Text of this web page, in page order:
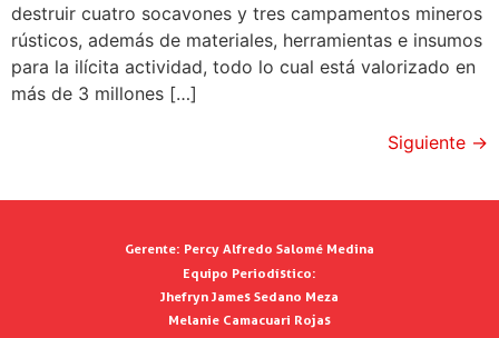
destruir cuatro socavones y tres campamentos mineros
rústicos, además de materiales, herramientas e insumos
para la ilícita actividad, todo lo cual está valorizado en
más de 3 millones […]
Siguiente →
Gerente: Percy Alfredo Salomé Medina
Equipo Periodístico:
Jhefryn James Sedano Meza
Melanie Camacuari Rojas